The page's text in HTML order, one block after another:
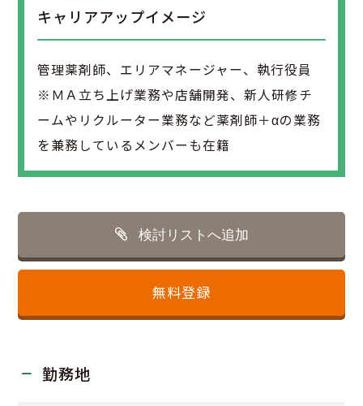
キャリアアップイメージ
管理薬剤師、エリアマネージャー、執行役員
※ＭＡ立ち上げ業務や店舗開発、新人研修チ
ームやリクルーター業務など薬剤師＋αの業務
を兼務しているメンバーも在籍
検討リストへ追加
無料登録
勤務地